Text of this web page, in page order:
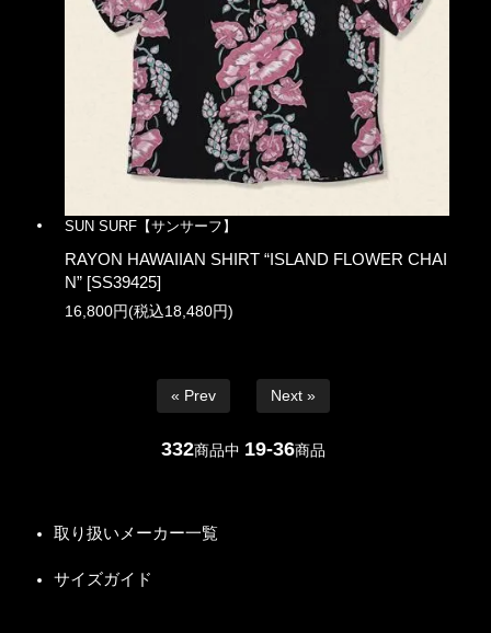
SUN SURF【サンサーフ】
RAYON HAWAIIAN SHIRT “ISLAND FLOWER CHAI
N” [SS39425]
16,800円(税込18,480円)
« Prev Next »
332商品中 19-36商品
取り扱いメーカー一覧
サイズガイド